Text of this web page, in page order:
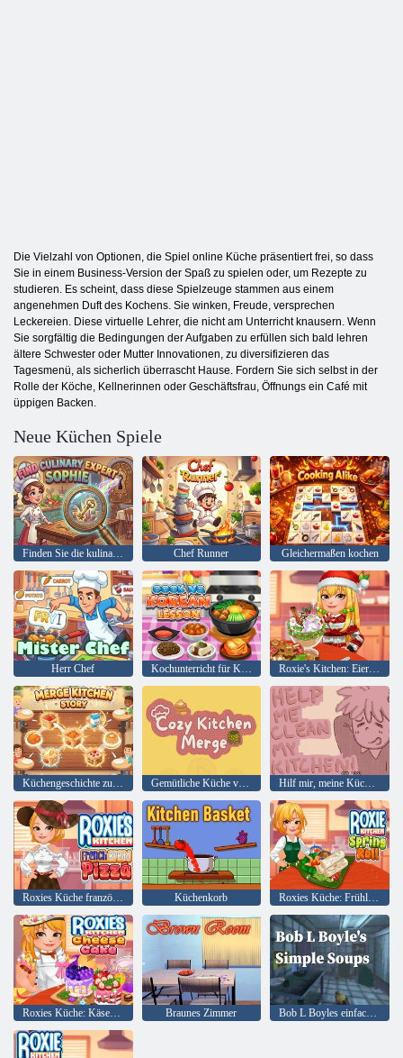
Die Vielzahl von Optionen, die Spiel online Küche präsentiert frei, so dass
Sie in einem Business-Version der Spaß zu spielen oder, um Rezepte zu
studieren. Es scheint, dass diese Spielzeuge stammen aus einem
angenehmen Duft des Kochens. Sie winken, Freude, versprechen
Leckereien. Diese virtuelle Lehrer, die nicht am Unterricht knausern. Wenn
Sie sorgfältig die Bedingungen der Aufgaben zu erfüllen sich bald lehren
ältere Schwester oder Mutter Innovationen, zu diversifizieren das
Tagesmenü, als sicherlich überrascht Hause. Fordern Sie sich selbst in der
Rolle der Köche, Kellnerinnen oder Geschäftsfrau, Öffnungs ein Café mit
üppigen Backen.
Neue Küchen Spiele
Finden Sie die kulinarische Expertin Sophie Chef Runner Gleichermaßen kochen
Herr Chef
Küchengeschichte zusammenführen Gemütliche Küche verschmelzen Hilf mir, meine Küche zu reinigen
Roxies Küche französische Brotpizza Küchenkorb Roxies Küche: Frühlingsrolle
Roxies Küche: Käsekuchen Braunes Zimmer Bob L Boyles einfache Suppen